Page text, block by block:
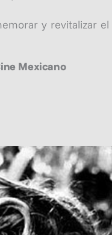
y revitalizar
Mexicano